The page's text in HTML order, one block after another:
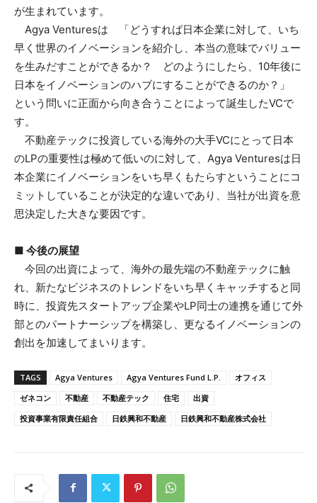
が生まれています。
Agya Venturesは 「どうすれば日本企業に対して、いち
早く世界のイノベーションを紹介し、本当の意味でバリュー
を生みだすことができるか？ どのようにしたら、10年後に
日本をイノベーションのハブにすることができるのか？」
という問いに正面から向き合うことによって誕生したVCで
す。
不動産テックに投資している海外の大手VCにとって日本
のLPの重要性は極めて低いのに対して、Agya Venturesは日
本企業にイノベーションをいち早くもたらすということにコ
ミットしていることが決定的な違いであり、当社が出資を意
思決定した大きな要因です。
■ 今後の展望
今回の出資によって、海外の最先端の不動産テックに触
れ、新たなビジネスのトレンドをいち早くキャッチすると同
時に、投資先スタートアップ企業やLP同士の連携を通じて外
部とのパートナーシップを構築し、更なるイノベーションの
創出を加速してまいります。
TAGS Agya Ventures Agya Ventures Fund L.P.
オフィス
ゼネコン
不動産 不動産テック 住宅
出資
投資事業有限責任組合
日鉄興和不動産 日鉄興和不動産株式会社